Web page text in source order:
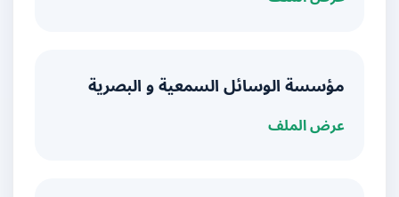
مؤسسة الوسائل السمعية و البصرية
عرض الملف